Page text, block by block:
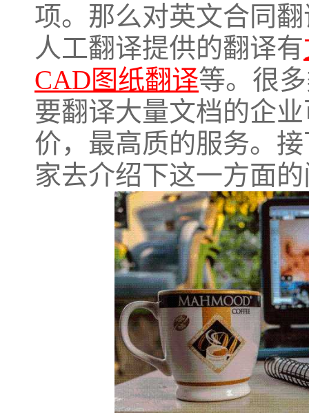
项。那么对英文合同
人工翻译提供的翻译有
CAD图纸翻译等。很
要翻译大量文档的企
价，最高质的服务。
家去介绍下这一方面